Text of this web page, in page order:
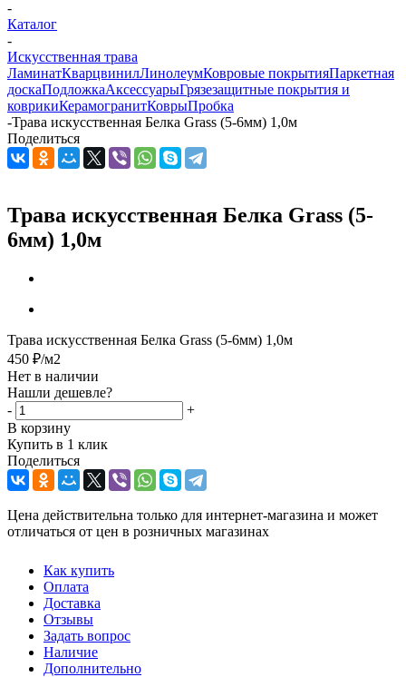
-
Каталог
-
Искусственная трава
ЛаминатКварцвинилЛинолеумКовровые покрытияПаркетная
доскаПодложкаАксессуарыГрязезащитные покрытия и
коврикиКерамогранитКоврыПробка
-Трава искусственная Белка Grass (5-6мм) 1,0м
Поделиться
Трава искусственная Белка Grass (5-
6мм) 1,0м
Трава искусственная Белка Grass (5-6мм) 1,0м
450 ₽/м2
Нет в наличии
Нашли дешевле?
-
+
В корзину
Купить в 1 клик
Поделиться
Цена действительна только для интернет-магазина и может
отличаться от цен в розничных магазинах
Как купить
Оплата
Доставка
Отзывы
Задать вопрос
Наличие
Дополнительно